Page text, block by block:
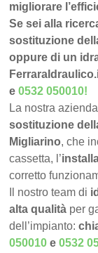
migliorare
Se sei alla
sostituzione
oppure di un
e0532 050010!
La nostra
sostituzione
Migliarino, che
cassetta, l’
corretto
Il nostro team di
alta qualità per
dell’impianto:
050010 e0532